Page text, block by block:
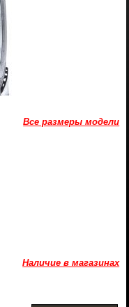
Все размеры модели
Наличие в магазинах